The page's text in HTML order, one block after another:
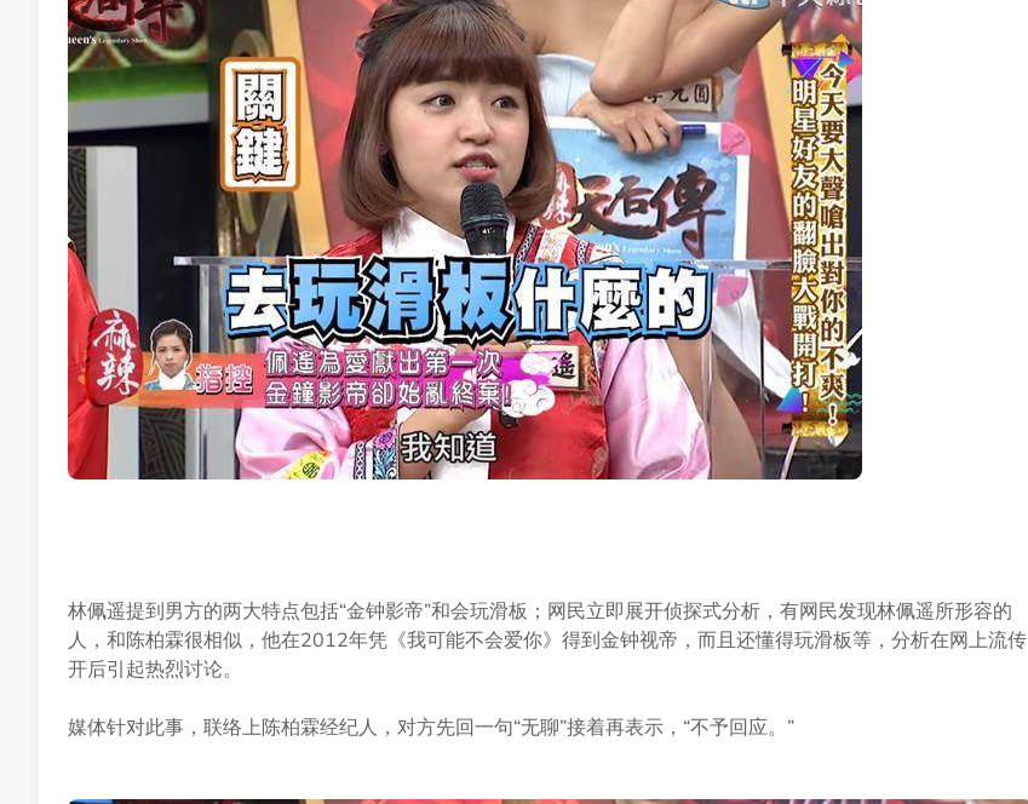
林佩遥提到男方的两大特点包括“金钟影帝”和会玩滑板；网民立即展开侦探式分析，有网民发现林佩遥所形容的
人，和陈柏霖很相似，他在2012年凭《我可能不会爱你》得到金钟视帝，而且还懂得玩滑板等，分析在网上流传
开后引起热烈讨论。
媒体针对此事，联络上陈柏霖经纪人，对方先回一句“无聊”接着再表示，“不予回应。”